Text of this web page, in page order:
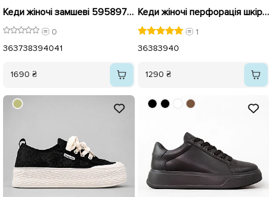
Кеди жіночі замшеві 595897 Коричневі
0
363738394041
1690 ₴
Кеди жіночі перфорація шкіра 592098 Білі
1
36383940
1290 ₴